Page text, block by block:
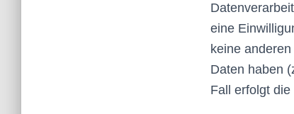
eine
keine
Daten haben
Fall erfolgt